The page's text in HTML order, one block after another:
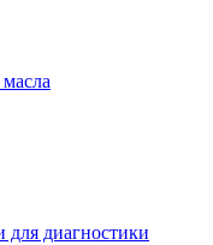
диагностики